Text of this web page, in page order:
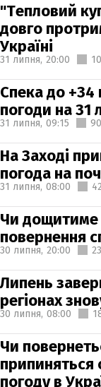
"Тепловий
довго
Україні
31 липня, 20:00
Спека до +34
погоди на 31
31 липня, 09:15
На Заході
погода на
31 липня, 08:00
Чи дощитиме
повернення
30 липня, 20:00
Липень
регіонах
30 липня, 08:00
Чи
припиняться
погоду в